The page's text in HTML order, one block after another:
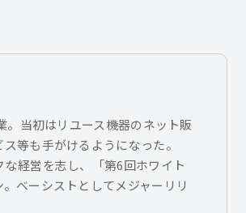
当初はリユース機器のネット販
等も手がけるようになった。
経営を志し、「第6回ホワイト
ベーシストとしてメジャーリリ